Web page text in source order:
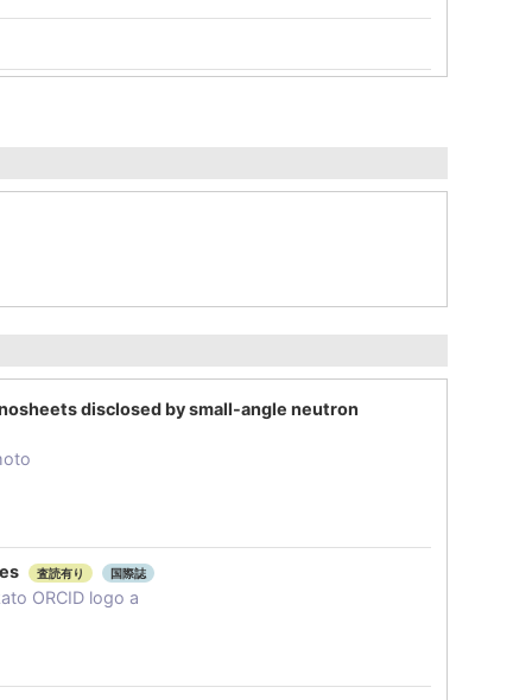
disclosed by small-angle neutron
査読有り 国際誌
ORCID logo a